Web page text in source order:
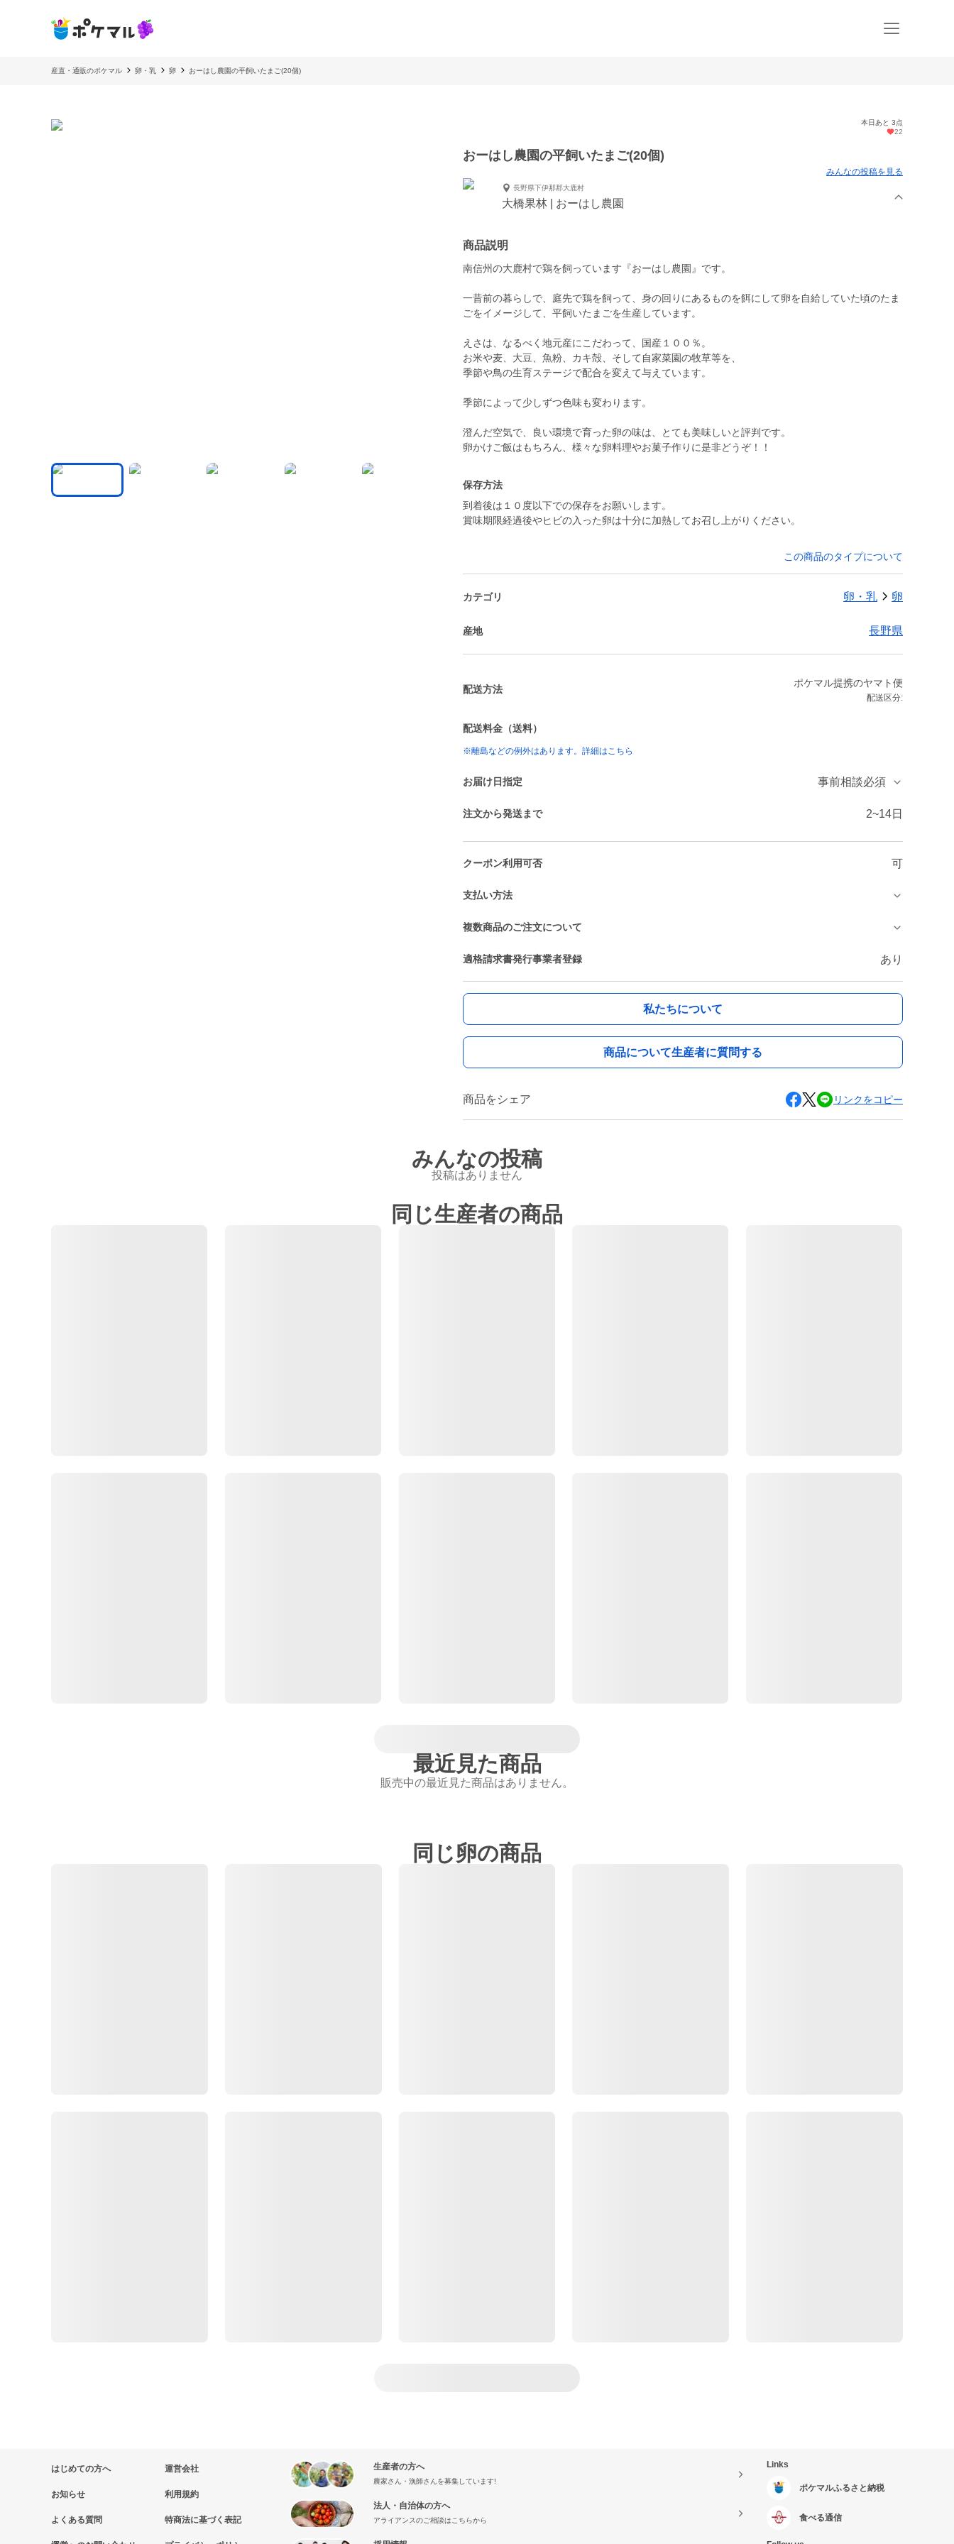
産直・通販のポケマル 卵・乳 卵 おーはし農園の平飼いたまご(20個)
本日あと 3点
22
おーはし農園の平飼いたまご(20個)
みんなの投稿を見る
長野県下伊那郡大鹿村
大橋果林 | おーはし農園
商品説明
南信州の大鹿村で鶏を飼っています『おーはし農園』です。
一昔前の暮らしで、庭先で鶏を飼って、身の回りにあるものを餌にして卵を自給していた頃のたま
ごをイメージして、平飼いたまごを生産しています。
えさは、なるべく地元産にこだわって、国産１００％。
お米や麦、大豆、魚粉、カキ殻、そして自家菜園の牧草等を、
季節や鳥の生育ステージで配合を変えて与えています。
季節によって少しずつ色味も変わります。
澄んだ空気で、良い環境で育った卵の味は、とても美味しいと評判です。
卵かけご飯はもちろん、様々な卵料理やお菓子作りに是非どうぞ！！
保存方法
到着後は１０度以下での保存をお願いします。
賞味期限経過後やヒビの入った卵は十分に加熱してお召し上がりください。
この商品のタイプについて
カテゴリ 卵・乳 卵
産地 長野県
配送方法
ポケマル提携のヤマト便
配送区分:
配送料金（送料）
※離島などの例外はあります。詳細はこちら
お届け日指定 事前相談必須
注文から発送まで 2~14日
クーポン利用可否 可
支払い方法
複数商品のご注文について
適格請求書発行事業者登録 あり
私たちについて
商品について生産者に質問する
商品をシェア リンクをコピー
みんなの投稿
投稿はありません
同じ生産者の商品
最近見た商品
販売中の最近見た商品はありません。
同じ卵の商品
はじめての方へ
お知らせ
よくある質問
運営会社
利用規約
特商法に基づく表記
生産者の方へ
農家さん・漁師さんを募集しています!
法人・自治体の方へ
アライアンスのご相談はこちらから
Links
ポケマルふるさと納税
食べる通信